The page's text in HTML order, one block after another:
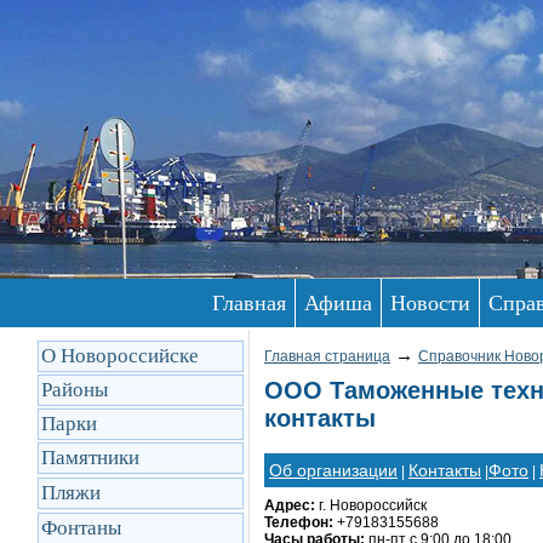
Главная Афиша Новости
О Новороссийске
Районы
Парки
Памятники
Пляжи
Фонтаны
Главная страница → Справочник
ООО Таможенные
контакты
Об организации Контакты Фото
Адрес: г. Новороссийск
Телефон: +79183155688
Часы работы: пн-пт с 9:00 до 18:00